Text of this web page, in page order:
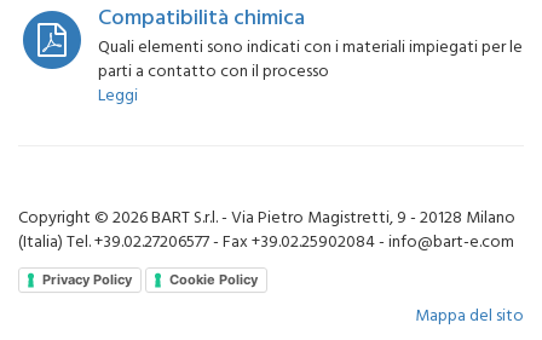
Compatibilità chimica
Quali elementi sono indicati con i materiali impiegati per le
parti a contatto con il processo
Leggi
Copyright © 2026 BART S.r.l. - Via Pietro Magistretti, 9 - 20128 Milano
(Italia) Tel. +39.02.27206577 - Fax +39.02.25902084 - info@bart-e.com
Privacy Policy Cookie Policy
Mappa del sito